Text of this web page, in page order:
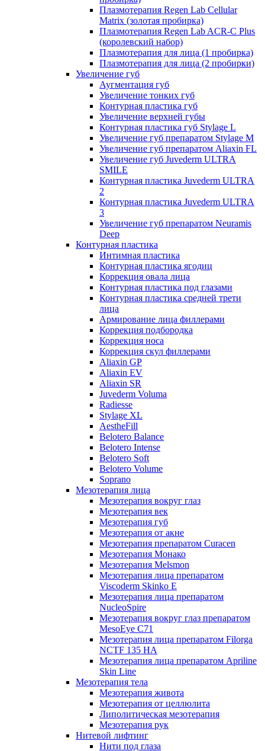
Плазмотерапия Regen Lab Cellular
Matrix (золотая пробирка)
Плазмотерапия Regen Lab ACR-C Plus
(королевский набор)
Плазмотерапия для лица (1 пробирка)
Плазмотерапия для лица (2 пробирки)
Увеличение губ
Аугментация губ
Увеличение тонких губ
Контурная пластика губ
Увеличение верхней губы
Контурная пластика губ Stylage L
Увеличение губ препаратом Stylage M
Увеличение губ препаратом Aliaxin FL
Увеличение губ Juvederm ULTRA
SMILE
Контурная пластика Juvederm ULTRA
2
Контурная пластика Juvederm ULTRA
3
Увеличение губ препаратом Neuramis
Deep
Контурная пластика
Интимная пластика
Контурная пластика ягодиц
Коррекция овала лица
Контурная пластика под глазами
Контурная пластика средней трети
лица
Армирование лица филлерами
Коррекция подбородка
Коррекция носа
Коррекция скул филлерами
Aliaxin GP
Aliaxin EV
Aliaxin SR
Juvederm Voluma
Radiesse
Stylage XL
AestheFill
Belotero Balance
Belotero Intense
Belotero Soft
Belotero Volume
Soprano
Мезотерапия лица
Мезотерапия вокруг глаз
Мезотерапия век
Мезотерапия губ
Мезотерапия от акне
Мезотерапия препаратом Curacen
Мезотерапия Монако
Мезотерапия Melsmon
Мезотерапия лица препаратом
Viscoderm Skinko E
Мезотерапия лица препаратом
NucleoSpire
Мезотерапия вокруг глаз препаратом
MesoEye С71
Мезотерапия лица препаратом Filorga
NCTF 135 HA
Мезотерапия лица препаратом Apriline
Skin Line
Мезотерапия тела
Мезотерапия живота
Мезотерапия от целлюлита
Липолитическая мезотерапия
Мезотерапия рук
Нитевой лифтинг
Нити под глаза